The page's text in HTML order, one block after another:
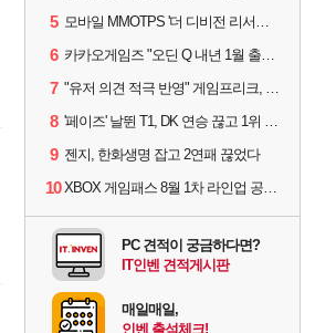
5 모바일 MMOTPS '더 디비전 리서전스', 6일 스팀에도 출시
6 카카오게임즈 "오딘 Q 내년 1월 출시, 연기는 없다"
7 "유저 의견 적극 반영" 게임프리크, 비스트 오브 리인카네이션 개선 나선다
8 '페이즈' 날뛴 T1, DK 연승 끊고 1위 지켜
9 젠지, 한화생명 잡고 2연패 끊었다
10 XBOX 게임패스 8월 1차 라인업 공개... '비스트 오브 리인카네이션' 즉시 합류
PC 견적이 궁금하다면?
IT인벤 견적게시판
매일매일,
인벤 출석체크!